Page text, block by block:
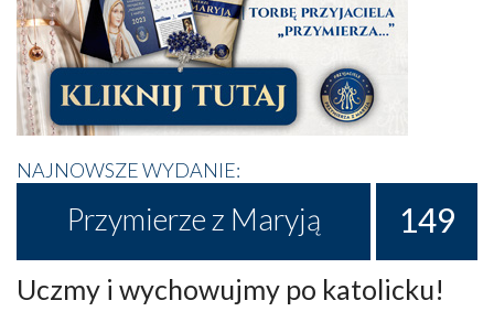
NAJNOWSZE WYDANIE:
Przymierze z Maryją 149
Uczmy i wychowujmy po katolicku!